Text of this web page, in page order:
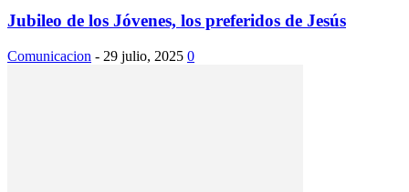
Jubileo de los Jóvenes, los preferidos de Jesús
Comunicacion - 29 julio, 2025 0